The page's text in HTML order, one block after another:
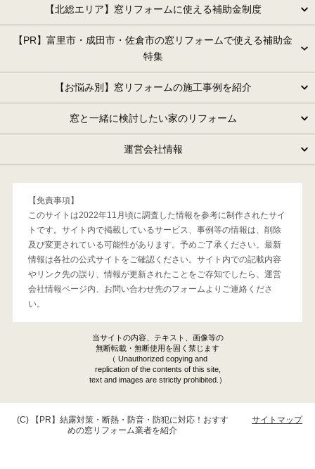
【北総エリア】窓リフォームに使える補助金制度
【PR】富里市・成田市・佐倉市の窓リフォームで使える補助金
特集
【お悩み別】窓リフォームの施工事例を紹介
窓と一緒に検討したい家のリフォーム
運営会社情報
【免責事項】
このサイトは2022年11月頃に調査した情報を参考に制作されたサイ
トです。サイト内で掲載しているサービス、事例等の情報は、削除
及び変更されている可能性があります。予めご了承ください。最新
情報は各社の公式サイトをご確認ください。サイト内での記載内容
やリンク先の誤り、情報が更新されたことをご存知でしたら、運営
会社情報ページ内、お問い合わせ先のフォームよりご連絡くださ
い。
当サイトの内容、テキスト、画像等の
無断転載・無断使用を固く禁じます
（ Unauthorized copying and
replication of the contents of this site,
text and images are strictly prohibited.）
サイトマップ
(C)
結露対策・断熱・防音・防犯に対応！おすす
めの窓リフォーム業者を紹介